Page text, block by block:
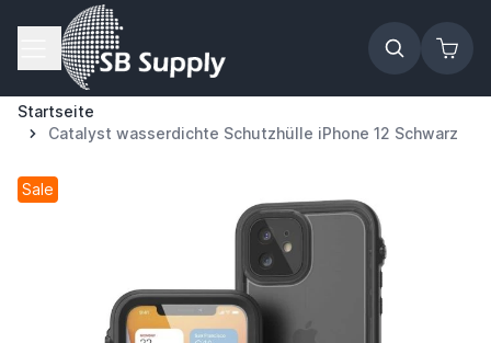
Zum Inhalt springen
Startseite
Catalyst wasserdichte Schutzhülle iPhone 12 Schwarz
Sale